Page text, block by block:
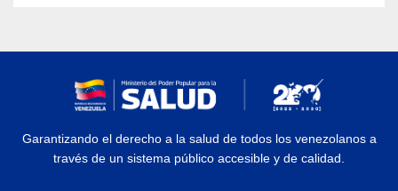
Garantizando el derecho a la salud de todos los venezolanos a
través de un sistema público accesible y de calidad.